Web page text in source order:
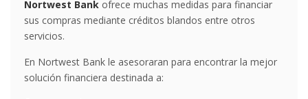
Nortwest Bank ofrece muchas medidas para financiar
sus compras mediante créditos blandos entre otros
servicios.
En Nortwest Bank le asesoraran para encontrar la mejor
solución financiera destinada a: